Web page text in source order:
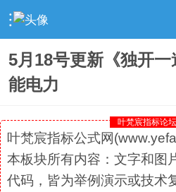
› 社区精选 › 专栏更新 › 内容
5月18号更新《独开
能电力
叶梵宸指标论
叶梵宸指标公式网
本板块所有内容：文字和图
代码，皆为举例演示或技术